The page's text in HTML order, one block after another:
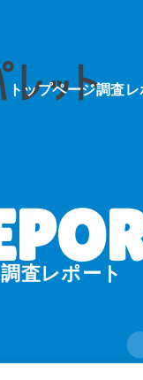
トップページ調査レ
調査レポート